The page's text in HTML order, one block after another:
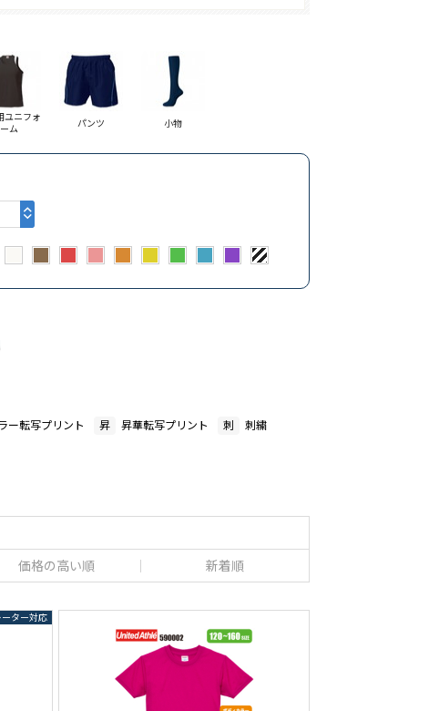
ユニフォ
ーム
パンツ 小物
ー転写プリント 昇 昇華転写プリント 刺 刺繍
価格の高い順 新着順